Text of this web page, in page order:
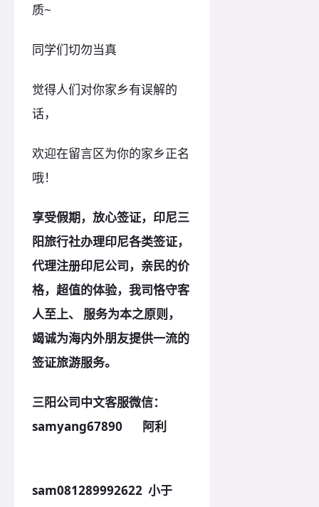
质~
同学们切勿当真
觉得人们对你家乡有误解的
话，
欢迎在留言区为你的家乡正名
哦！
享受假期，放心签证，印尼三
阳旅行社办理印尼各类签证，
代理注册印尼公司，亲民的价
格，超值的体验，我司恪守客
人至上、 服务为本之原则，
竭诚为海内外朋友提供一流的
签证旅游服务。
三阳公司中文客服微信：
samyang67890 阿利
sam081289992622 小于